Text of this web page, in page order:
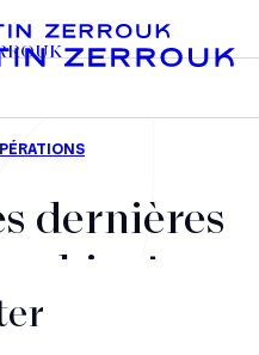
stratégiques
dernières
et nos